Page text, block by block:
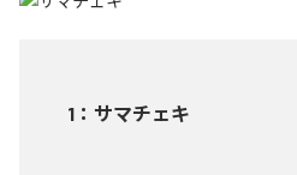
1 ： サマチェキ